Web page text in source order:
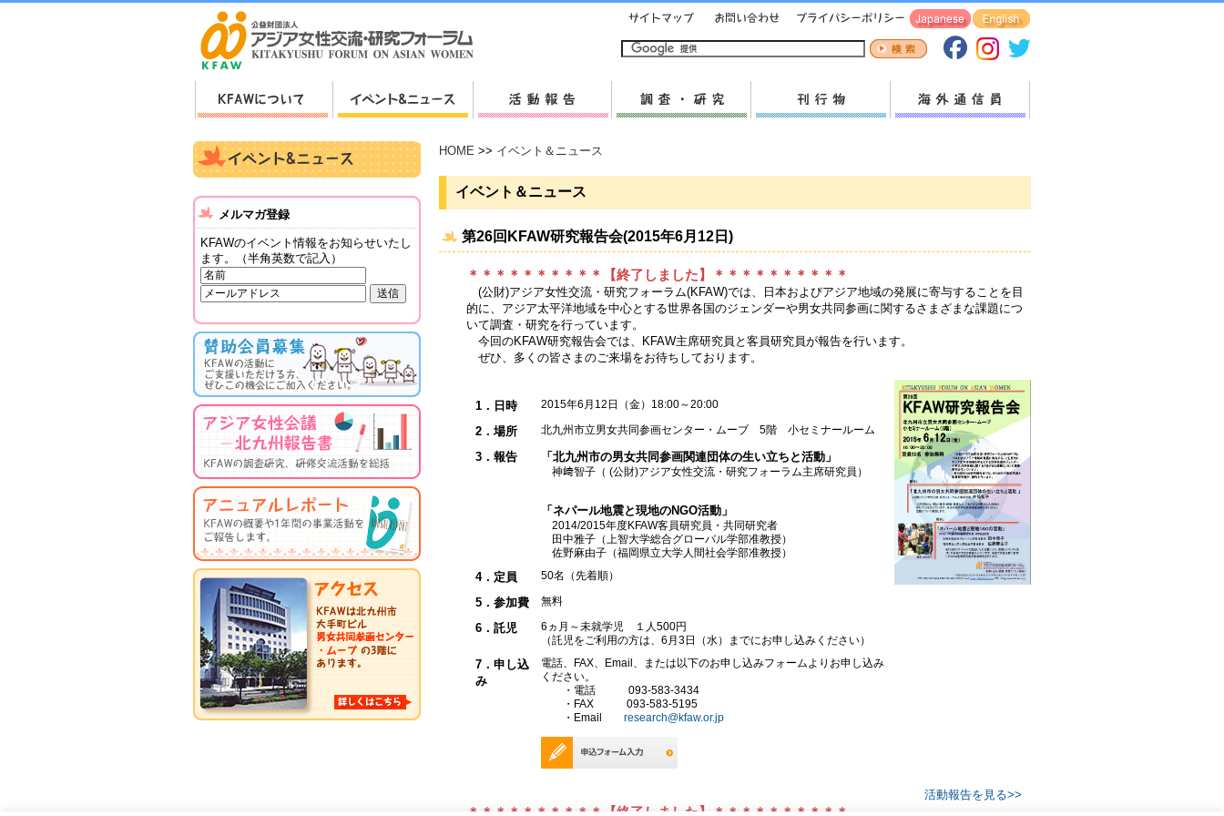
HOME >> イベント＆ニュース
イベント＆ニュース
第26回KFAW研究報告会(2015年6月12日)
＊＊＊＊＊＊＊＊＊＊【終了しました】＊＊＊＊＊＊＊＊＊＊
(公財)アジア女性交流・研究フォーラム(KFAW)では、日本およびアジア地域の発展に寄与することを目
的に、アジア太平洋地域を中心とする世界各国のジェンダーや男女共同参画に関するさまざまな課題につ
いて調査・研究を行っています。
今回のKFAW研究報告会では、KFAW主席研究員と客員研究員が報告を行います。
ぜひ、多くの皆さまのご来場をお待ちしております。
1．日時 2015年6月12日（金）18:00～20:00
2．場所 北九州市立男女共同参画センター・ムーブ 5階 小セミナールーム
3．報告 「北九州市の男女共同参画関連団体の生い立ちと活動」
神﨑智子（ (公財)アジア女性交流・研究フォーラム主席研究員）
「ネパール地震と現地のNGO活動」
2014/2015年度KFAW客員研究員・共同研究者
田中雅子（上智大学総合グローバル学部准教授）
佐野麻由子（福岡県立大学人間社会学部准教授）
4．定員 50名（先着順）
5．参加費 無料
6．託児
6ヵ月～未就学児 １人500円
（託児をご利用の方は、6月3日（水）までにお申し込みください）
7．申し込
み
電話、FAX、Email、または以下のお申し込みフォームよりお申し込み
ください。
・電話 093-583-3434
・FAX 093-583-5195
・Email research@kfaw.or.jp
活動報告を見る>>
＊＊＊＊＊＊＊＊＊＊【終了しました】＊＊＊＊＊＊＊＊＊＊
メルマガ登録
KFAWのイベント情報をお知らせいたし
ます。（半角英数で記入）